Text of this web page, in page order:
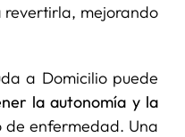
revertirla, mejorando
a Domicilio puede
la autonomía y la
de enfermedad. Una